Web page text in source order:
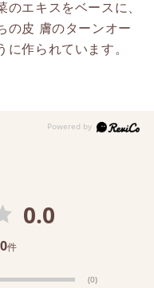
エキスをベースに、
の皮 膚のターンオー
作られています。
0.0
0件
(0)